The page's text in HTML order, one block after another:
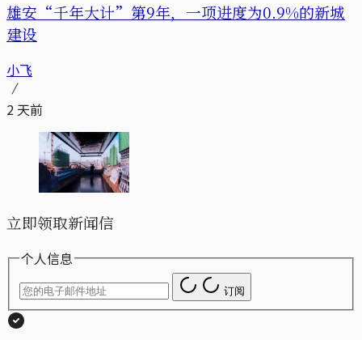
雄安“千年大计”第9年，一项进度为0.9%的新城
建设
小飞
2 天前
立即领取新闻信
个人信息
订阅